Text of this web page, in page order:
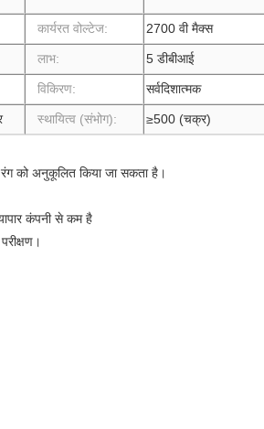
कार्यरत वोल्टेज: 2700 वी मैक्स
लाभ: 5 डीबीआई
विकिरण: सर्वदिशात्मक
स्थायित्व (संभोग): ≥500 (चक्र)
को अनुकूलित किया जा सकता है।
कंपनी से कम है